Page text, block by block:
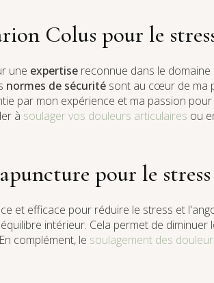
Colus pour le
une expertise reconnue dans le
normes de sécurité sont au cœur de ma
par mon expérience et ma passion
à soulager vos douleurs articulaires ou
pour le stress
et efficace pour réduire le stress et
intérieur. Cela permet de
complément, le soulagement des